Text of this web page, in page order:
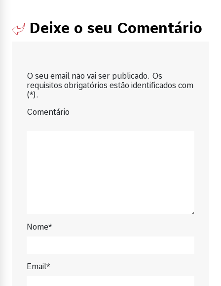
Deixe o seu Comentário
O seu email não vai ser publicado. Os
requisitos obrigatórios estão identificados com
(*).
Comentário
Nome*
Email*